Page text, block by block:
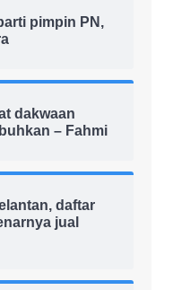
pimpin PN,
dakwaan
– Fahmi
daftar
jual